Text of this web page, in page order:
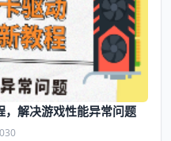
解决游戏性能异常问题